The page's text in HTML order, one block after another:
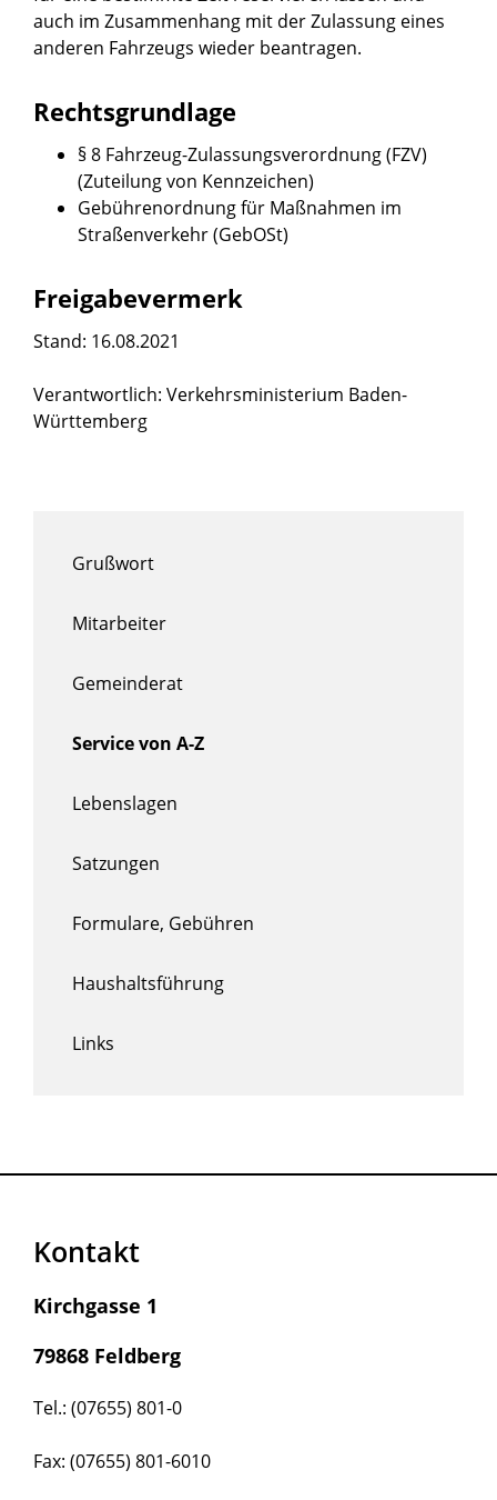
auch im Zusammenhang mit der Zulassung eines
anderen Fahrzeugs wieder beantragen.
Rechtsgrundlage
§ 8 Fahrzeug-Zulassungsverordnung (FZV)
(Zuteilung von Kennzeichen)
Gebührenordnung für Maßnahmen im
Straßenverkehr (GebOSt)
Freigabevermerk
Stand: 16.08.2021
Verantwortlich: Verkehrsministerium Baden-
Württemberg
Grußwort
Mitarbeiter
Gemeinderat
Service von A-Z
Lebenslagen
Satzungen
Formulare, Gebühren
Haushaltsführung
Links
Kontakt
Kirchgasse 1
79868 Feldberg
Tel.: (07655) 801-0
Fax: (07655) 801-6010